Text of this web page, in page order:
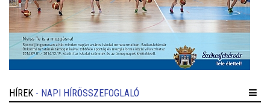
HÍREK - NAPI HÍRÖSSZEFOGLALÓ